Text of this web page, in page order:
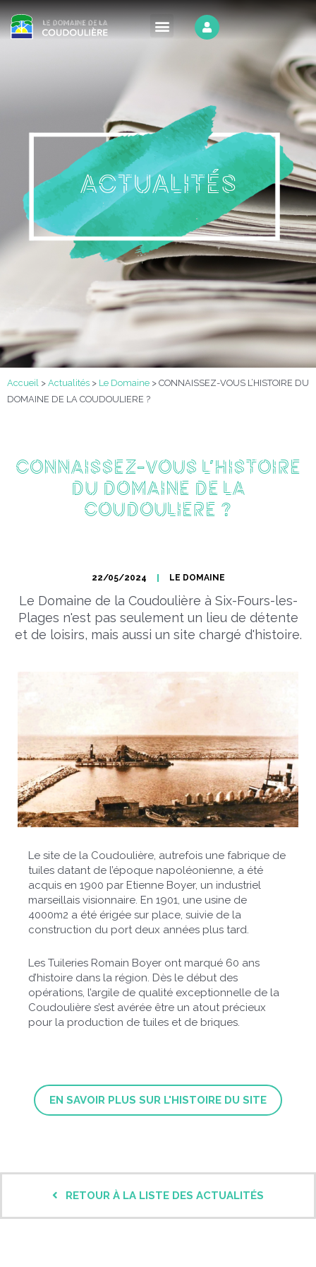
ACTUALITÉS
Accueil > Actualités > Le Domaine > CONNAISSEZ-VOUS L’HISTOIRE DU
DOMAINE DE LA COUDOULIERE ?
CONNAISSEZ-VOUS L’HISTOIRE
DU DOMAINE DE LA
COUDOULIERE ?
22/05/2024 LE DOMAINE
Le Domaine de la Coudoulière à Six-Fours-les-
Plages n'est pas seulement un lieu de détente
et de loisirs, mais aussi un site chargé d'histoire.
Le site de la Coudoulière, autrefois une fabrique de
tuiles datant de l’époque napoléonienne, a été
acquis en 1900 par Etienne Boyer, un industriel
marseillais visionnaire. En 1901, une usine de
4000m2 a été érigée sur place, suivie de la
construction du port deux années plus tard.
Les Tuileries Romain Boyer ont marqué 60 ans
d’histoire dans la région. Dès le début des
opérations, l’argile de qualité exceptionnelle de la
Coudoulière s’est avérée être un atout précieux
pour la production de tuiles et de briques.
EN SAVOIR PLUS SUR L'HISTOIRE DU SITE
RETOUR À LA LISTE DES ACTUALITÉS